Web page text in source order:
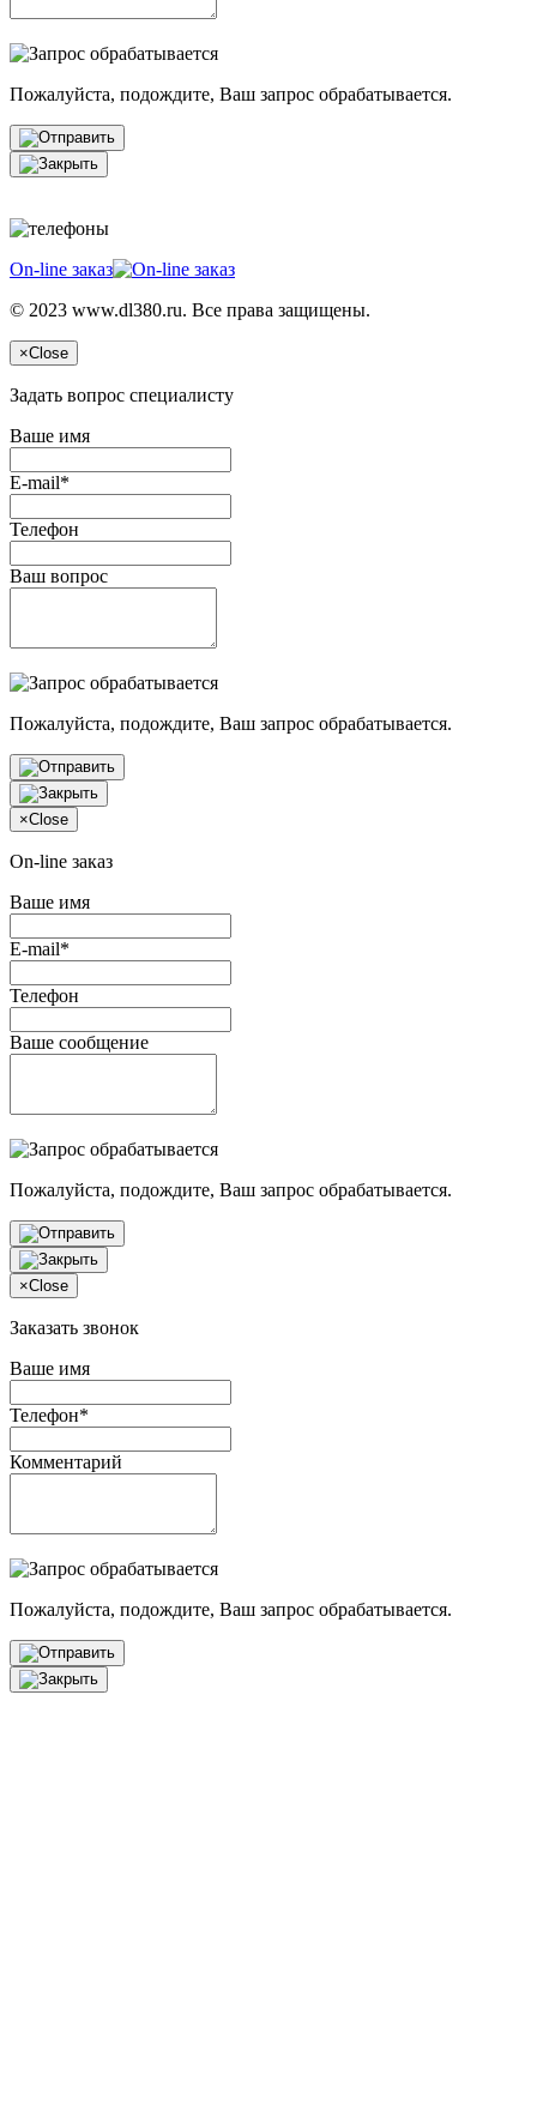
Пожалуйста, подождите, Ваш запрос обрабатывается.
On-line заказ
© 2023 www.dl380.ru. Все права защищены.
×Close
Задать вопрос специалисту
Ваше имя
E-mail*
Телефон
Ваш вопрос
Пожалуйста, подождите, Ваш запрос обрабатывается.
×Close
On-line заказ
Ваше имя
E-mail*
Телефон
Ваше сообщение
Пожалуйста, подождите, Ваш запрос обрабатывается.
×Close
Заказать звонок
Ваше имя
Телефон*
Комментарий
Пожалуйста, подождите, Ваш запрос обрабатывается.